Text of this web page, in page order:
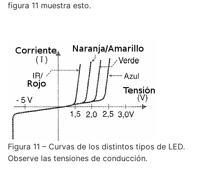
figura 11 muestra esto.
Figura 11 – Curvas de los distintos tipos de LED.
Observe las tensiones de conducción.